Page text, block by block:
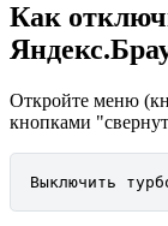
Как
Откройте меню
кнопками
Выключить